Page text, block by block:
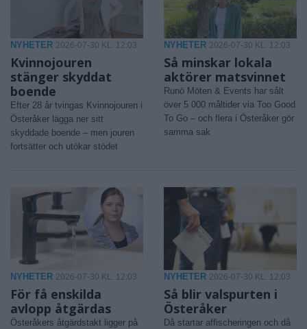
NYHETER 2026-07-30 KL. 12:03
Kvinnojouren
stänger skyddat
boende
Efter 28 år tvingas Kvinnojouren i
Österåker lägga ner sitt
skyddade boende – men jouren
fortsätter och utökar stödet
NYHETER 2026-07-30 KL. 12:03
Så minskar lokala
aktörer matsvinnet
Runö Möten & Events har sålt
över 5 000 måltider via Too Good
To Go – och flera i Österåker gör
samma sak
NYHETER 2026-07-30 KL. 12:03
För få enskilda
avlopp åtgärdas
Österåkers åtgärdstakt ligger på
NYHETER 2026-07-30 KL. 12:03
Så blir valspurten i
Österåker
Då startar affischeringen och då